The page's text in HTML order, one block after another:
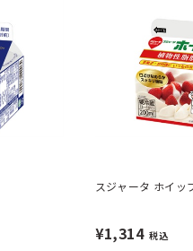
スジャータ ホイッ
¥1,314 税込